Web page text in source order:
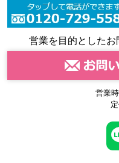
営業を目的とした
営業